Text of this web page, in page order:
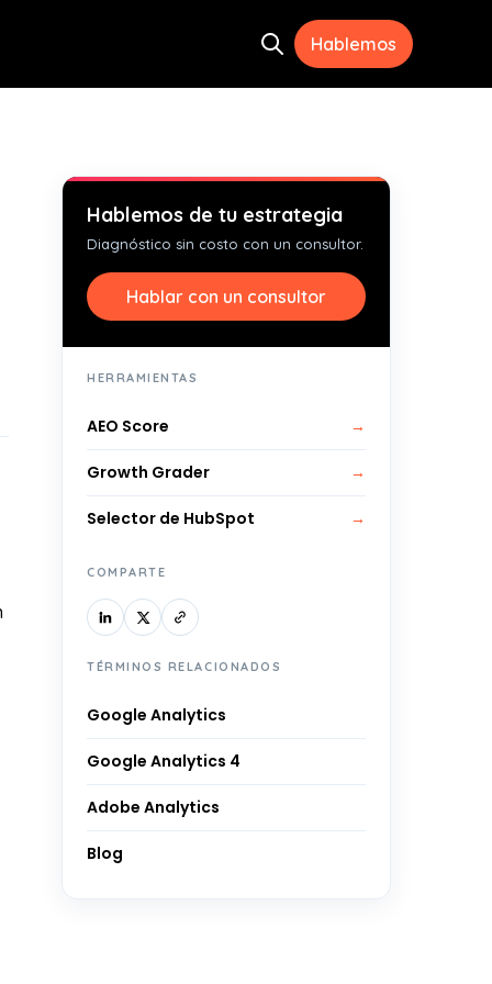
Open search
Hablemos
Hablemos de tu estrategia
Diagnóstico sin costo con un consultor.
Hablar con un consultor
HERRAMIENTAS
AEO Score →
Growth Grader →
Selector de HubSpot →
COMPARTE
TÉRMINOS RELACIONADOS
Google Analytics
Google Analytics 4
Adobe Analytics
Blog